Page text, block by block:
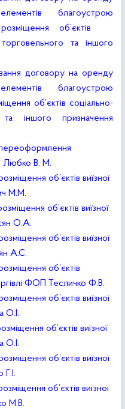
благоустрою
розміщення об’єктів
та іншого
договору на оренду
благоустрою
об’єктів соціально-
та іншого призначення
Любко В. М.
об’єктів виїзної
М.М.
об’єктів виїзної
О.А.
об’єктів виїзної
А.С.
об’єктів
ФОП Тесличко Ф.В.
об’єктів виїзної
О.І.
об’єктів виїзної
О.І.
об’єктів виїзної
об’єктів виїзної
М.В.